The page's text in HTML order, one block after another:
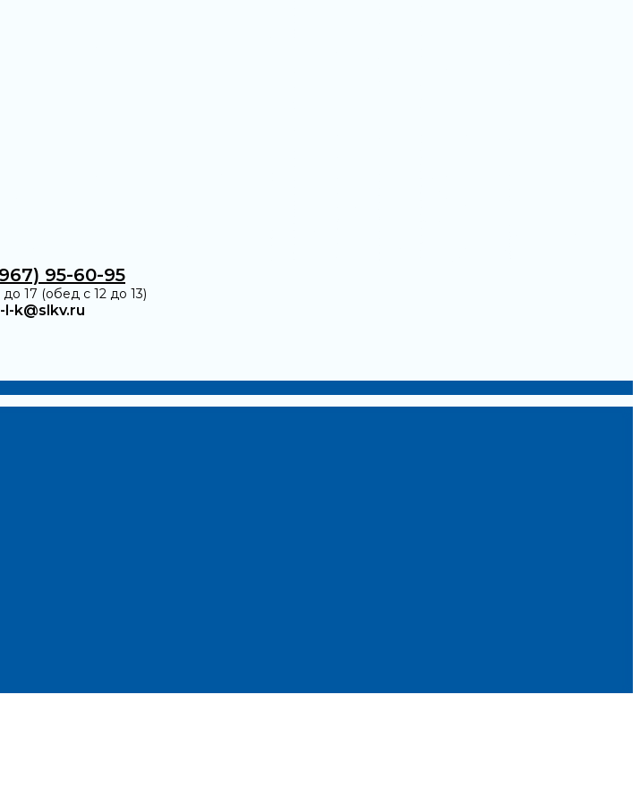
95-60-95
17 (обед с 12 до 13)
l-k@slkv.ru